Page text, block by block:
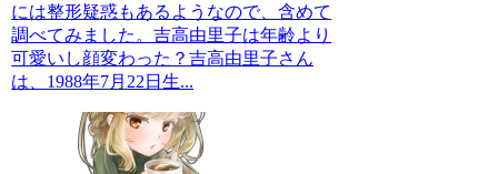
には整形疑惑もあるようなので、含めて
調べてみました。吉高由里子は年齢より
可愛いし顔変わった？吉高由里子さん
は、1988年7月22日生...